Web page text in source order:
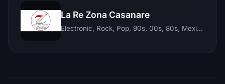
La Re Zona Casanare
Electronic, Rock, Pop, 90s, 00s, 80s, Mexican, Ranchera, Reggaeton, Instrumental, Salsa, Merengue, Tropical, Romantic, Vallenato, Llanera